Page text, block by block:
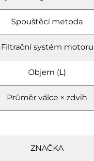
Spouštěcí metoda
Filtrační systém motoru
Objem (L)
Průměr válce × zdvih
ZNAČKA